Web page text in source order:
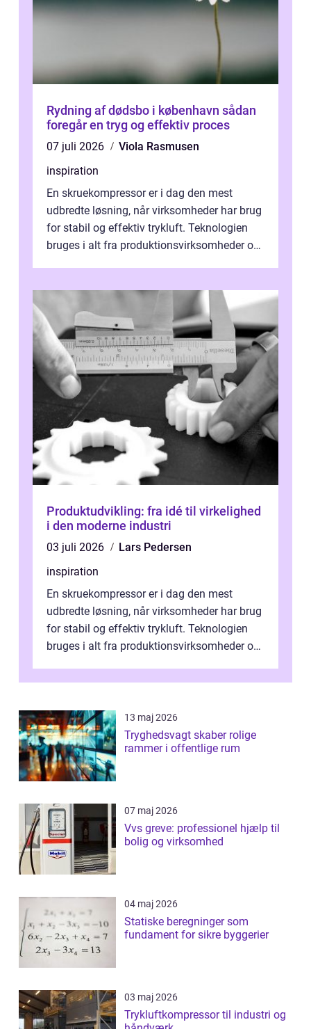
Rydning af dødsbo i københavn sådan
foregår en tryg og effektiv proces
07 juli 2026
Viola Rasmusen
inspiration
En skruekompressor er i dag den mest
udbredte løsning, når virksomheder har brug
for stabil og effektiv trykluft. Teknologien
bruges i alt fra produktionsvirksomheder og
Produktudvikling: fra idé til virkelighed
i den moderne industri
03 juli 2026
Lars Pedersen
inspiration
En skruekompressor er i dag den mest
udbredte løsning, når virksomheder har brug
for stabil og effektiv trykluft. Teknologien
bruges i alt fra produktionsvirksomheder og
13 maj 2026
Tryghedsvagt skaber rolige
rammer i offentlige rum
07 maj 2026
Vvs greve: professionel hjælp til
bolig og virksomhed
04 maj 2026
Statiske beregninger som
fundament for sikre byggerier
03 maj 2026
Trykluftkompressor til industri og